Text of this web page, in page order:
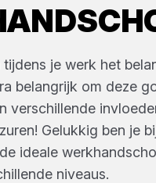
je werk het
belangrijk om deze
verschillende
Gelukkig ben je
ideale
niveaus.